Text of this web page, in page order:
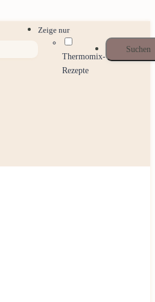
Zeige nur
Thermomix-
Rezepte